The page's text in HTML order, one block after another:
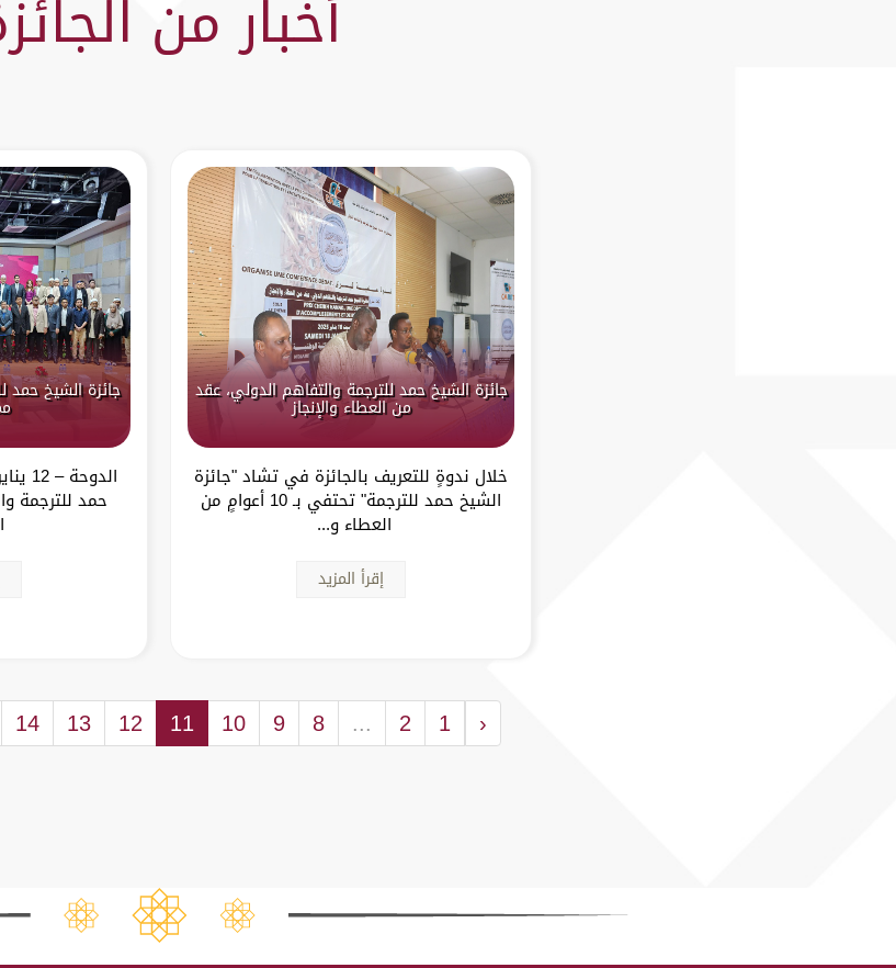
أخبار من
جائزة الشيخ حمد للترجمة والتفاهم الدولي، عقد
من العطاء والإنجاز
خلال ندوةٍ للتعريف بالجائزة في تشاد "جائزة
الشيخ حمد للترجمة" تحتفي بـ 10 أعوامٍ من
العطاء و...
إقرأ المزيد
جائزة الشيخ حمد
حمد للترجمة
‹
1
2
...
8
9
10
11
12
13
14